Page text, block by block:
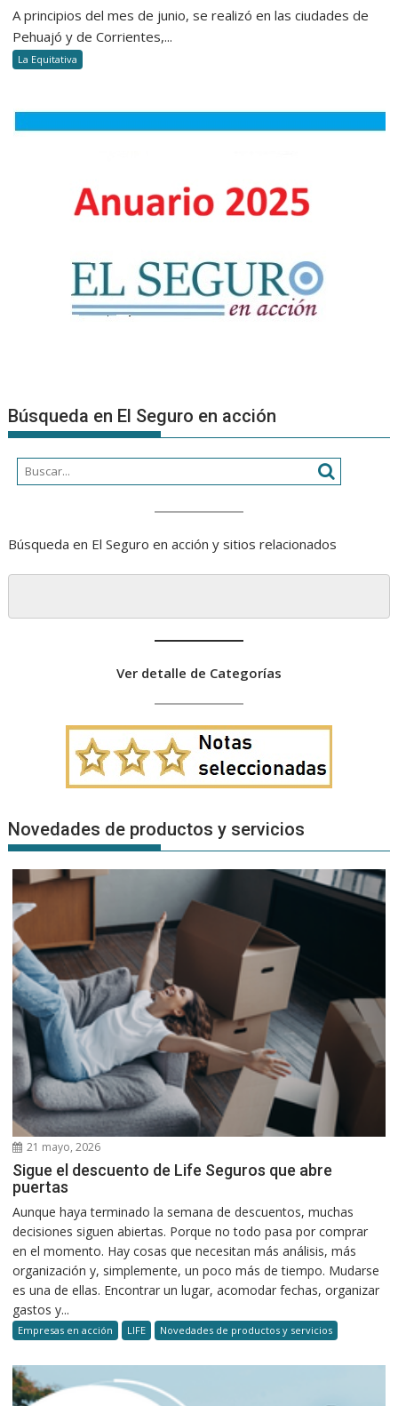
A principios del mes de junio, se realizó en las ciudades de
Pehuajó y de Corrientes,...
La Equitativa
Búsqueda en El Seguro en acción
Búsqueda en El Seguro en acción y sitios relacionados
Ver detalle de Categorías
Novedades de productos y servicios
21 mayo, 2026
Sigue el descuento de Life Seguros que abre
puertas
Aunque haya terminado la semana de descuentos, muchas
decisiones siguen abiertas. Porque no todo pasa por comprar
en el momento. Hay cosas que necesitan más análisis, más
organización y, simplemente, un poco más de tiempo. Mudarse
es una de ellas. Encontrar un lugar, acomodar fechas, organizar
gastos y...
Empresas en acción LIFE Novedades de productos y servicios